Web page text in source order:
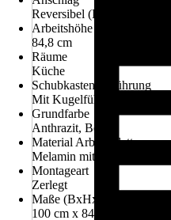
Reversibel (Links oder
Arbeitshöhe
84,8 cm
Räume
Küche
Schubkastenausführung
Mit Kugelführung und
Grundfarbe
Anthrazit, Beige
Material Arbeitsplatte
Melamin mit vorderseitiger
Montageart
Zerlegt
Maße (BxHxT)
100 cm x 84.8 cm x 60 cm